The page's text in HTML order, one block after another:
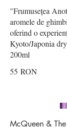
"Frumusețea
aromele de
oferind o
Kyoto/Japonia
200ml
55 RON
McQueen &